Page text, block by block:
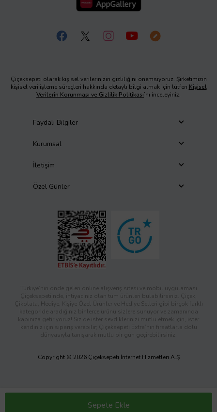
Sepete Ekle
Çiçeksepeti olarak kişisel verilerinizin gizliliğini önemsiyoruz. Şirketimizin
kişisel veri işleme süreçleri hakkında detaylı bilgi almak için lütfen Kişisel
Verilerin Korunması ve Gizlilik Politikası’nı inceleyiniz.
Faydalı Bilgiler
Kurumsal
İletişim
Özel Günler
Türkiye’nin önde gelen online alışveriş sitesi ve mobil uygulaması
Çiçeksepeti’nde, ihtiyacınız olan tüm ürünleri bulabilirsiniz. Çiçek,
Çikolata, Hediye, Kişiye Özel Ürünler ve Hediye Setleri gibi birçok farklı
kategoride aradığınız binlerce ürünü sizlere sunuyor ve zamanında
kapınıza getiriyoruz! Siz de ister sevdiklerinizi mutlu etmek için, ister
kendiniz için sipariş verebilir; Çiçeksepeti Extra’nın fırsatlarla dolu
dünyasıyla tanışarak mutlu bir gün geçirebilirsiniz.
Copyright © 2026 Çiçeksepeti İnternet Hizmetleri A.Ş